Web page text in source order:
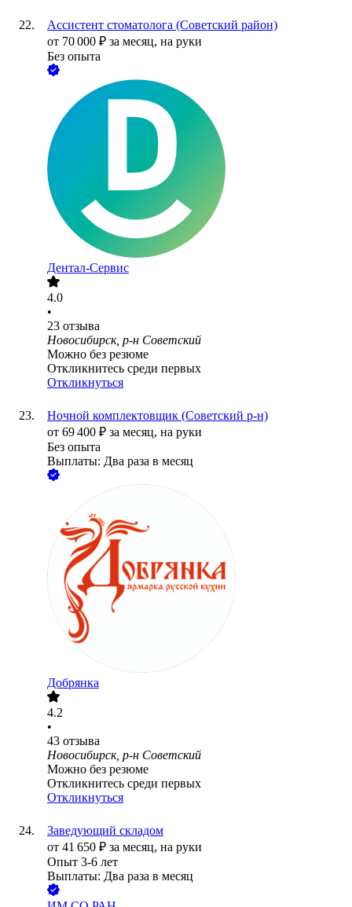
Ассистент стоматолога (Советский район)
от 70 000 ₽ за месяц, на руки
Без опыта
Дентал-Сервис
4.0
•
23 отзыва
Новосибирск, р-н Советский
Можно без резюме
Откликнитесь среди первых
Откликнуться
Ночной комплектовщик (Советский р-н)
от 69 400 ₽ за месяц, на руки
Без опыта
Выплаты: Два раза в месяц
Добрянка
4.2
•
43 отзыва
Новосибирск, р-н Советский
Можно без резюме
Откликнитесь среди первых
Откликнуться
Заведующий складом
от 41 650 ₽ за месяц, на руки
Опыт 3-6 лет
Выплаты: Два раза в месяц